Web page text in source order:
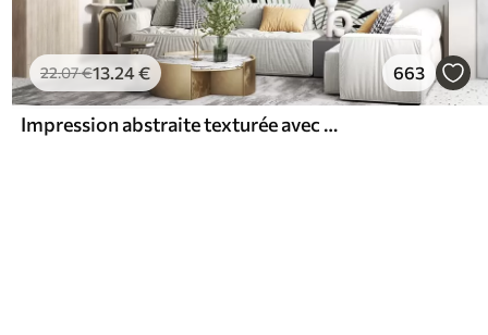
22.07€13.24€ 663
Impression abstraite texturée avec des formes géométriques, des cercles et des arcs et des plantes noires et vertes sur un fond blanc